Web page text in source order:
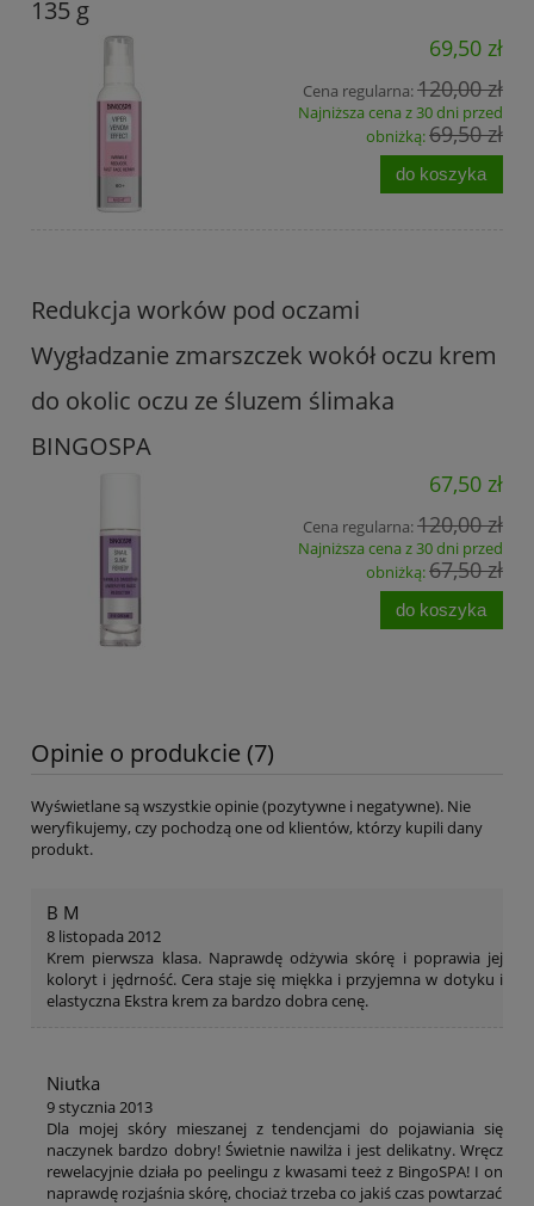
135 g
69,50 zł
Cena regularna:120,00 zł
Najniższa cena z 30 dni przed
obniżką:69,50 zł
do koszyka
Redukcja worków pod oczami
Wygładzanie zmarszczek wokół oczu krem
do okolic oczu ze śluzem ślimaka
BINGOSPA
67,50 zł
Cena regularna:120,00 zł
Najniższa cena z 30 dni przed
obniżką:67,50 zł
do koszyka
Opinie o produkcie (7)
Wyświetlane są wszystkie opinie (pozytywne i negatywne). Nie
weryfikujemy, czy pochodzą one od klientów, którzy kupili dany
produkt.
B M
8 listopada 2012
Krem pierwsza klasa. Naprawdę odżywia skórę i poprawia jej
koloryt i jędrność. Cera staje się miękka i przyjemna w dotyku i
elastyczna Ekstra krem za bardzo dobra cenę.
Niutka
9 stycznia 2013
Dla mojej skóry mieszanej z tendencjami do pojawiania się
naczynek bardzo dobry! Świetnie nawilża i jest delikatny. Wręcz
rewelacyjnie działa po peelingu z kwasami teeż z BingoSPA! I on
naprawdę rozjaśnia skórę, chociaż trzeba co jakiś czas powtarzać